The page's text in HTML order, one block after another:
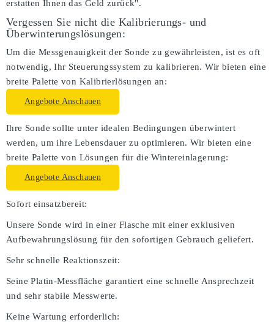
erstatten Ihnen das Geld zurück".
Vergessen Sie nicht die Kalibrierungs- und
Überwinterungslösungen:
Um die Messgenauigkeit der Sonde zu gewährleisten, ist es oft
notwendig, Ihr Steuerungssystem zu kalibrieren. Wir bieten eine
breite Palette von Kalibrierlösungen an:
Angebote Anschauen
Ihre Sonde sollte unter idealen Bedingungen überwintert
werden, um ihre Lebensdauer zu optimieren. Wir bieten eine
breite Palette von Lösungen für die Wintereinlagerung:
Angebote Anschauen
Sofort einsatzbereit:
Unsere Sonde wird in einer Flasche mit einer exklusiven
Aufbewahrungslösung für den sofortigen Gebrauch geliefert.
Sehr schnelle Reaktionszeit:
Seine Platin-Messfläche garantiert eine schnelle Ansprechzeit
und sehr stabile Messwerte.
Keine Wartung erforderlich: